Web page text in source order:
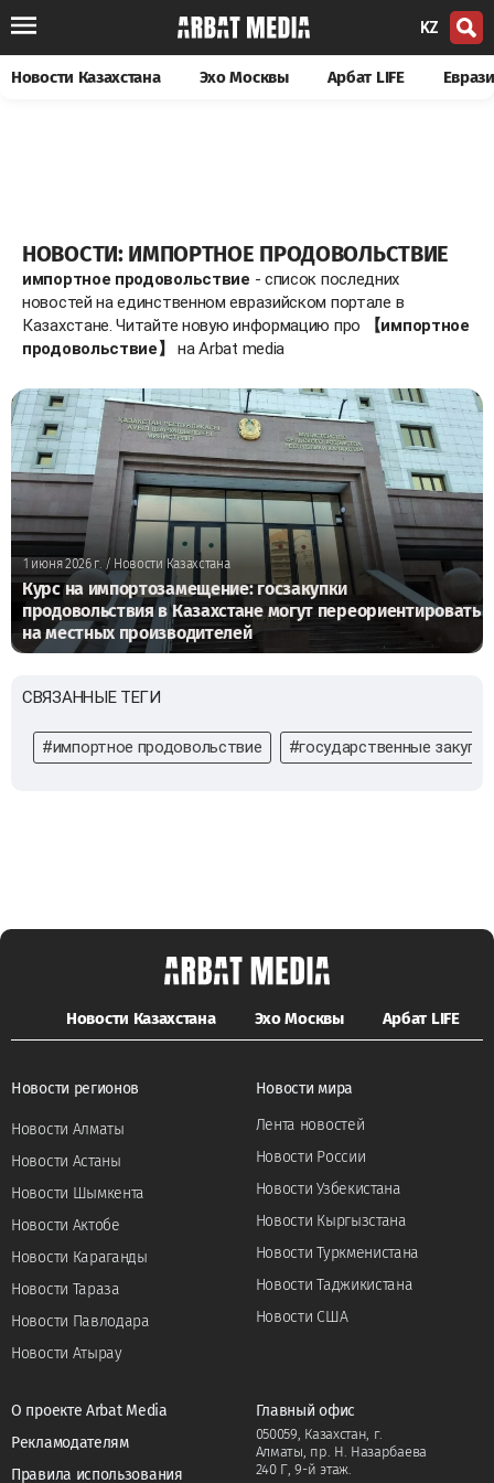
KZ
Новости Казахстана Эхо Москвы Арбат LIFE
НОВОСТИ: ИМПОРТНОЕ ПРОДОВОЛЬСТВИЕ
импортное продовольствие - список последних
новостей на единственном евразийском портале в
Казахстане. Читайте новую информацию про
【импортное
продовольствие】
на Arbat media
1 июня 2026 г./ Новости Казахстана
Курс на импортозамещение: госзакупки
продовольствия в Казахстане могут переориентировать
на местных производителей
СВЯЗАННЫЕ ТЕГИ
#импортное продовольствие #государственные закупки
Новости Казахстана Эхо Москвы Арбат LIFE
Новости регионов
Новости Алматы
Новости Астаны
Новости Шымкента
Новости Актобе
Новости Караганды
Новости Тараза
Новости Павлодара
Новости Атырау
Новости мира
Лента новостей
Новости России
Новости Узбекистана
Новости Кыргызстана
Новости Туркменистана
Новости Таджикистана
Новости США
О проекте Arbat Media
Рекламодателям
Правила использования
Главный офис
050059, Казахстан, г.
Алматы, пр. Н. Назарбаева
240 Г, 9-й этаж.